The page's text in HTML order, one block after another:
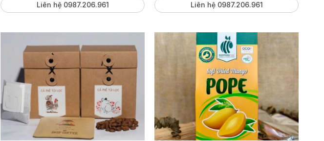
Liên hệ 0987.206.961 Liên hệ 0987.206.961